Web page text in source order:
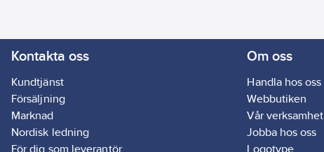
Kontakta oss
Kundtjänst
Försäljning
Marknad
Nordisk ledning
För dig som leverantör
Om oss
Handla hos oss
Webbutiken
Vår verksamhet
Jobba hos oss
Logotype